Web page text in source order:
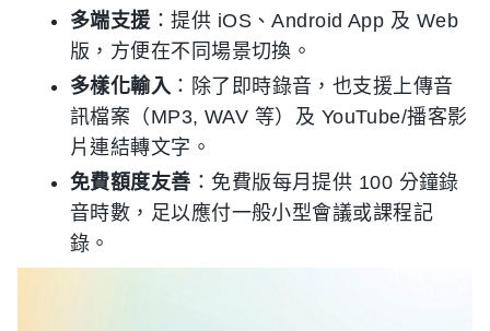
多端支援 ：提供 iOS、Android App 及 Web
版，方便在不同場景切換。
多樣化輸入 ：除了即時錄音，也支援上傳音
訊檔案（MP3, WAV 等）及 YouTube/播客影
片連結轉文字。
免費額度友善 ：免費版每月提供 100 分鐘錄
音時數，足以應付一般小型會議或課程記
錄。